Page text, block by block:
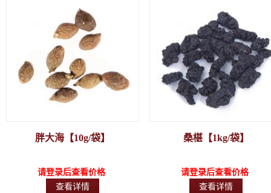
胖大海【10g/袋】
请登录后查看价格
查看详情
桑椹【1kg/袋】
请登录后查看价格
查看详情